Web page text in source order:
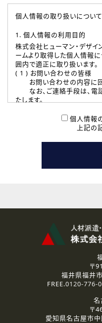
個人情報の取り扱いについて
1. 個人情報の利用目的
株式会社ヒューマン・デザ
ームより取得した個人情報
囲内で適正に取り扱います。
( 1 ) お問い合わせの皆様
お問い合わせの内容に回
なお、ご連絡手段は、電
たします。
本登録に関するご連絡お
たします。
( 3 ) スタッフ派遣を検討さ
お問い合わせの内容に回
なお、ご連絡手段は、電話
資料送付、受講相談に関
その他、お問い合わせの
なお、ご連絡手段は、電話
2.個人情報の第三者提供
ご提供いただいた個人情報
3.個人情報の取り扱いの委
弊社の定める個人情報保護
個人情報
上記の
〒
福井県福井
FREE.0120-776-
名
〒
愛知県名古屋市